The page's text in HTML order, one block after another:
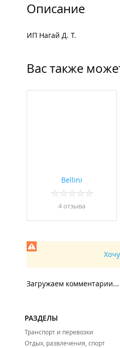
Описание
ИП Нагай Д. Т.
Вас также
Bellini
4 отзывa
Загружаем комментарии...
РАЗДЕЛЫ
Транспорт и перевозки
Отдых, развлечения, спорт